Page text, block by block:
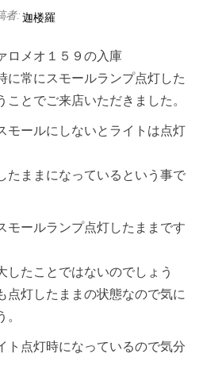
者: 迦楼羅
ロメオ１５９の入庫
に常にスモールランプ点灯した
とでご来店いただきました。
モールにしないとライトは点灯
たままになっているという事で
モールランプ点灯したままです
したことではないのでしょう
点灯したままの状態なので気に
ト点灯時になっているので気分